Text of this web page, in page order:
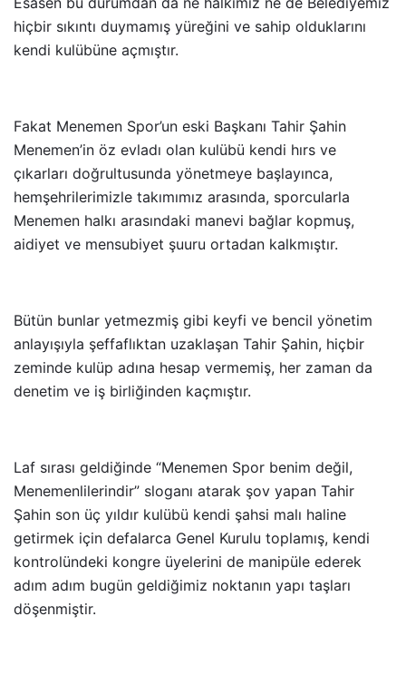
hiçbir sıkıntı duymamış yüreğini ve sahip olduklarını
kendi kulübüne açmıştır.
Fakat Menemen Spor’un eski Başkanı Tahir Şahin
Menemen’in öz evladı olan kulübü kendi hırs ve
çıkarları doğrultusunda yönetmeye başlayınca,
hemşehrilerimizle takımımız arasında, sporcularla
Menemen halkı arasındaki manevi bağlar kopmuş,
aidiyet ve mensubiyet şuuru ortadan kalkmıştır.
Bütün bunlar yetmezmiş gibi keyfi ve bencil yönetim
anlayışıyla şeffaflıktan uzaklaşan Tahir Şahin, hiçbir
zeminde kulüp adına hesap vermemiş, her zaman da
denetim ve iş birliğinden kaçmıştır.
Laf sırası geldiğinde “Menemen Spor benim değil,
Menemenlilerindir” sloganı atarak şov yapan Tahir
Şahin son üç yıldır kulübü kendi şahsi malı haline
getirmek için defalarca Genel Kurulu toplamış, kendi
kontrolündeki kongre üyelerini de manipüle ederek
adım adım bugün geldiğimiz noktanın yapı taşları
döşenmiştir.